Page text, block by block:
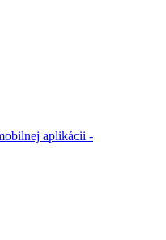
aplikácii -